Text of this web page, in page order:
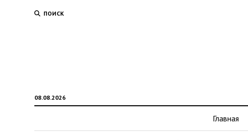
ПОИСК
08.08.2026
Главная